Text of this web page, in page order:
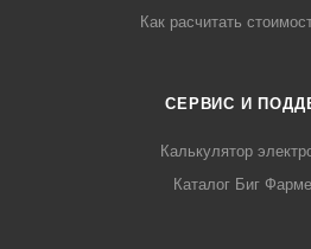
Как расчитать
СЕРВИС И
Калькулятор
Каталог Биг